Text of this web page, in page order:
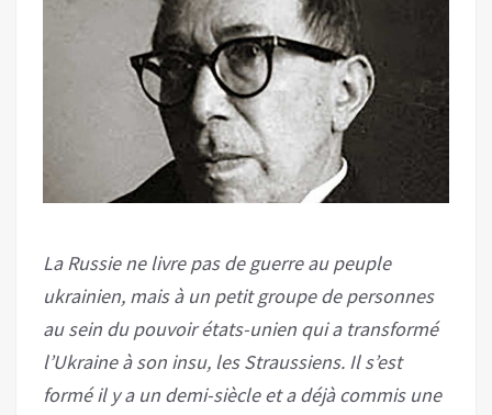
La Russie ne livre pas de guerre au peuple
ukrainien, mais à un petit groupe de personnes
au sein du pouvoir états-unien qui a transformé
l’Ukraine à son insu, les Straussiens. Il s’est
formé il y a un demi-siècle et a déjà commis une